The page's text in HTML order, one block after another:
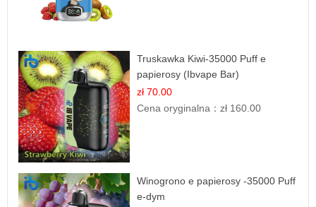
Truskawka Kiwi-35000 Puff e
papierosy (Ibvape Bar)
zł 70.00
Cena oryginalna：zł 160.00
Winogrono e papierosy -35000 Puff
e-dym